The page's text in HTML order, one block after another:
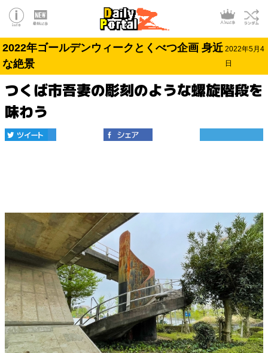
2022年ゴールデンウィークとくべつ企画 身近
な絶景
2022年5月4
日
つくば市吾妻の彫刻のような螺旋階段を
味わう